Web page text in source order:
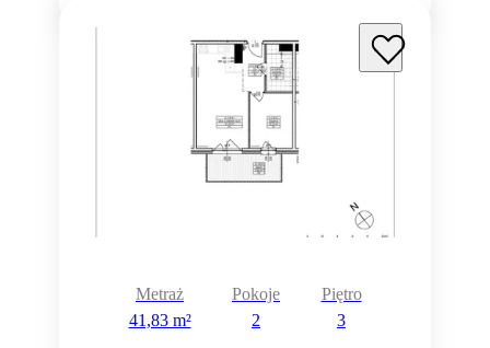
Metraż
41,83 m²
Pokoje
2
Piętro
3